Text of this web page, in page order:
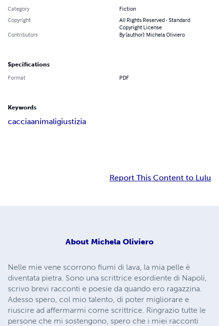
Category
Fiction
Copyright
All Rights Reserved - Standard
Copyright License
Contributors
By (author): Michela Oliviero
Specifications
Format PDF
Keywords
cacciaanimaligiustizia
Report This Content to Lulu
About Michela Oliviero
Nelle mie vene scorrono fiumi di lava, la mia pelle è
diventata pietra. Sono una scrittrice esordiente di Napoli,
scrivo brevi racconti e poesie da quando ero ragazzina.
Adesso spero, col mio talento, di poter migliorare e
riuscire ad affermarmi come scrittrice. Ringrazio tutte le
persone che mi sostengono, spero che i miei racconti